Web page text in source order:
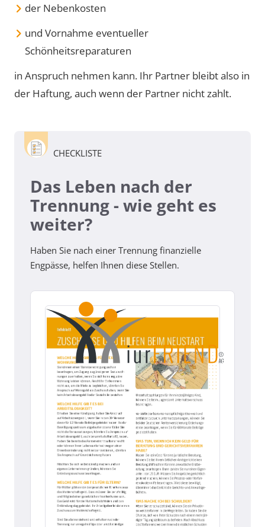
der Nebenkosten
und Vornahme eventueller
Schönheitsreparaturen
in Anspruch nehmen kann. Ihr Partner bleibt also in
der Haftung, auch wenn der Partner nicht zahlt.
CHECKLISTE
Das Leben nach der
Trennung - wie geht es
weiter?
Haben Sie nach einer Trennung finanzielle
Engpässe, helfen Ihnen diese Stellen.